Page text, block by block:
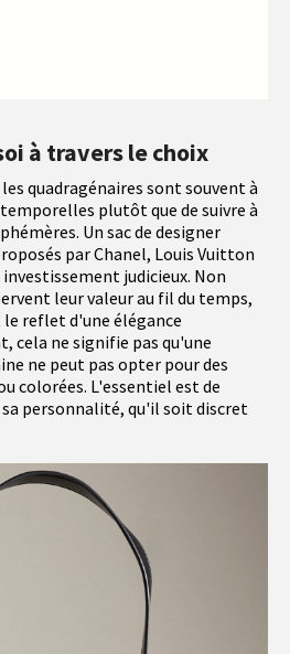
à travers le choix
quadragénaires sont souvent à
plutôt que de suivre à
Un sac de designer
par Chanel, Louis Vuitton
judicieux. Non
leur valeur au fil du temps,
reflet d'une élégance
cela ne signifie pas qu'une
ne peut pas opter pour des
colorées. L'essentiel est de
sa personnalité, qu'il soit discret